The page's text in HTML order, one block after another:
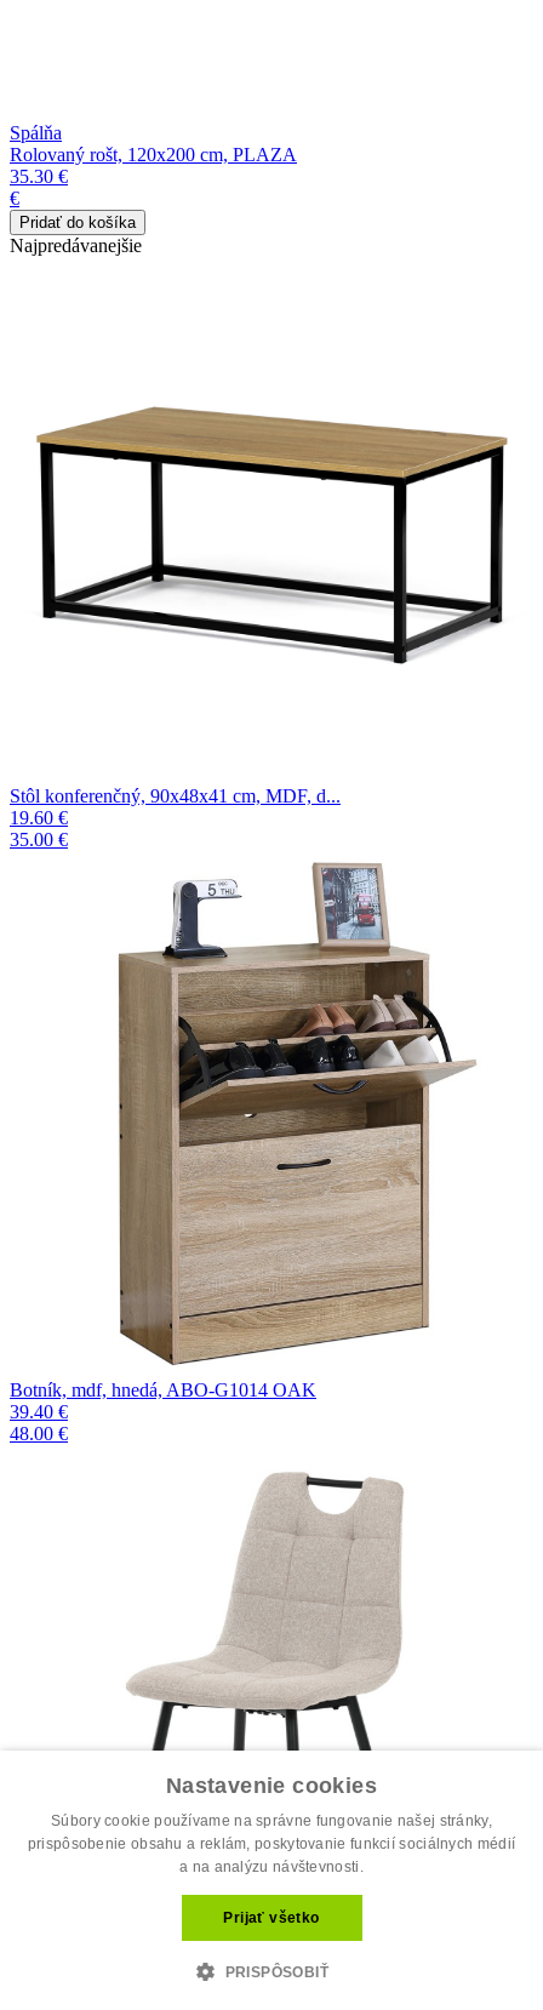
Spálňa
Rolovaný rošt, 120x200 cm, PLAZA
35.30 €
€
Najpredávanejšie
Stôl konferenčný, 90x48x41 cm, MDF, d...
19.60 €
35.00 €
Botník, mdf, hnedá, ABO-G1014 OAK
39.40 €
48.00 €
Jedálenská stolička, béžová, látka, D...
Nastavenie cookies
Súbory cookie používame na správne fungovanie našej stránky,
prispôsobenie obsahu a reklám, poskytovanie funkcií sociálnych médií
a na analýzu návštevnosti.
Prijať všetko
PRISPÔSOBIŤ